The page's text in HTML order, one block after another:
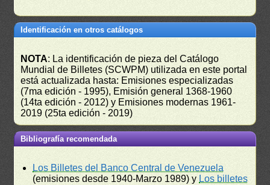
Identificación en otros catálogos
NOTA: La identificación de pieza del Catálogo
Mundial de Billetes (SCWPM) utilizada en este portal
está actualizada hasta: Emisiones especializadas
(7ma edición - 1995), Emisión general 1368-1960
(14ta edición - 2012) y Emisiones modernas 1961-
2019 (25ta edición - 2019)
Bibliografía recomendada
Los Billetes del Banco Central de Venezuela
(emisiones desde 1940-Marzo 1989) y Los billetes